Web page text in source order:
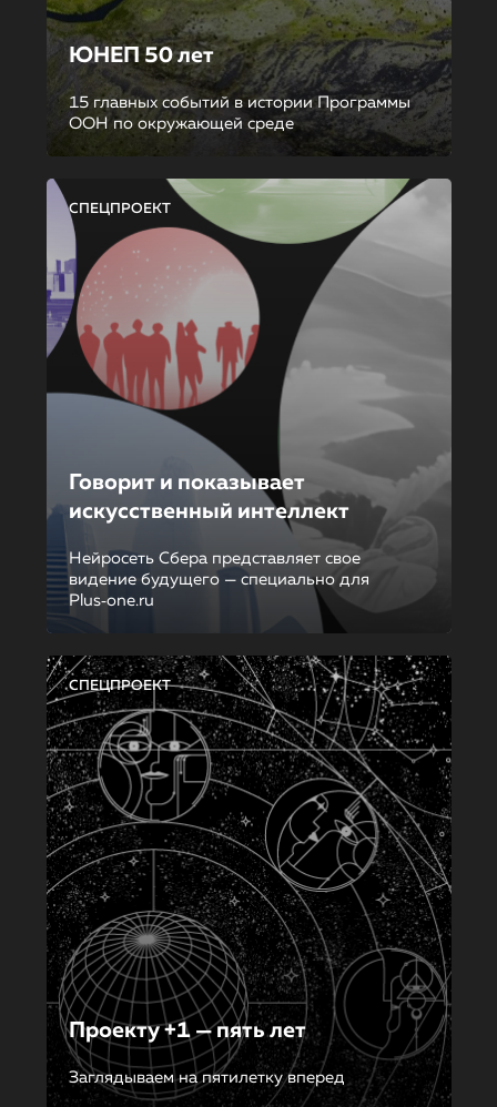
ЮНЕП 50 лет
15 главных событий в истории Программы
ООН по окружающей среде
СПЕЦПРОЕКТ
Говорит и показывает
искусственный интеллект
Нейросеть Сбера представляет свое
видение будущего — специально для
Plus‑one.ru
СПЕЦПРОЕКТ
Проекту +1 — пять лет
Заглядываем на пятилетку вперед